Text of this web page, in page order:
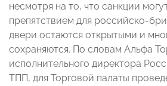
несмотря на то, что санкции
препятствием для российско-
двери остаются открытыми и
сохраняются. По словам Альфа
исполнительного директора
ТПП, для Торговой палаты